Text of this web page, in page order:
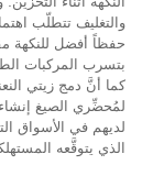
والتغليف تتطلّب
حفظاً أفضل للنكهة
بتسرب المركبات
كما أنَّ دمج زيتي
لمُحضِّري الصيغ
لديهم في الأسواق
الذي يتوقَّعه